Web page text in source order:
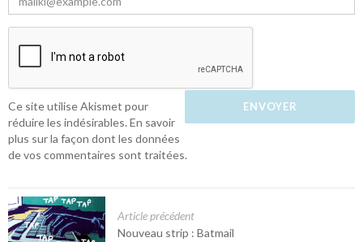
Ce site utilise Akismet pour
réduire les indésirables.En savoir
plus sur la façon dont les données
de vos commentaires sont traitées.
Article précédent
Nouveau strip : Batmail